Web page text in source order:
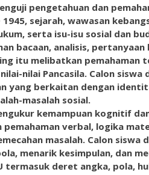
pengetahuan dan
sejarah, wawasan
serta isu-isu sosial dan
bacaan, analisis, pertanyaan
itu melibatkan pemahaman
nilai Pancasila. Calon siswa
yang berkaitan dengan
masalah sosial.
kemampuan kognitif
pemahaman verbal, logika
masalah. Calon siswa
menarik kesimpulan, dan
deret angka, pola,